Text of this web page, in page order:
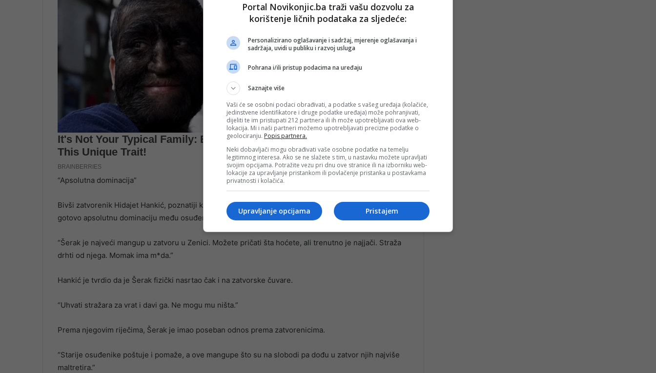
“Apsolutna dominacija”
Bivši zatvorenik Hidajet Hankić, poznatiji kao Hido, govorio je o Šeraku kao o čovjeku koji je imao
gotovo apsolutnu dominaciju među osuđenicima.
“Šerak je najveći mangup u zatvoru u Zenici. Možete pričati šta hoćete, ali trenutno je najjači. Straža
drhti od njega. Momak ima m*da.”
Hankić je tvrdio da je Šerak fizički nasrtao čak i na zatvorske čuvare.
“Uhvati stražara za vrat i davi ga. Ne mogu mu ništa.”
Prema njegovim riječima, Šerak je imao poseban odnos prema zatvorenicima.
“Starije osuđenike poštuje i pomaže, a ove mangupe što su na slobodi pa dođu u zatvor njih najviše
maltretira.”
Portal Novikonjic.ba traži vašu dozvolu za
korištenje ličnih podataka za sljedeće:
Personalizirano oglašavanje i sadržaj, mjerenje oglašavanja i
sadržaja, uvidi u publiku i razvoj usluga
Pohrana i/ili pristup podacima na uređaju
Saznajte više
Vaši će se osobni podaci obrađivati, a podatke s vašeg uređaja (kolačiće,
jedinstvene identifikatore i druge podatke uređaja) može pohranjivati,
dijeliti te im pristupati 212 partnera ili ih može upotrebljavati ova web-
lokacija. Mi i naši partneri možemo upotrebljavati precizne podatke o
geolociranju. Popis partnera.
Neki dobavljači mogu obrađivati vaše osobne podatke na temelju
legitimnog interesa. Ako se ne slažete s tim, u nastavku možete upravljati
svojim opcijama. Potražite vezu pri dnu ove stranice ili na izborniku web-
lokacije za upravljanje pristankom ili povlačenje pristanka u postavkama
privatnosti i kolačića.
Pristajem
Upravljanje opcijama